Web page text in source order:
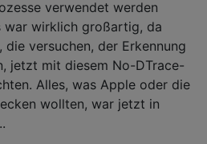
verwendet werden
war wirklich großartig, da
die versuchen, der Erkennung
jetzt mit diesem No-DTrace-
Alles, was Apple oder die
wollten, war jetzt in